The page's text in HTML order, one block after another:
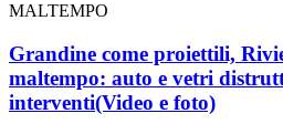
MALTEMPO
Grandine come proiettili,
maltempo: auto e vetri
interventi(Video e foto)